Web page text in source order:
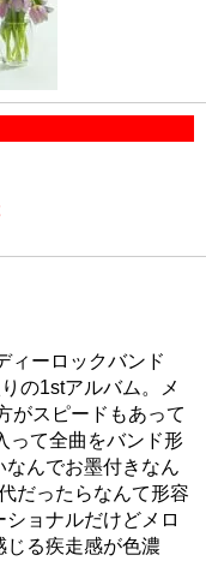
ィーロックバンド
の1stアルバム。メ
がスピードもあって
って全曲をバンド形
んでお墨付きなん
だったらなんて形容
ョナルだけどメロ
じる疾走感が色濃